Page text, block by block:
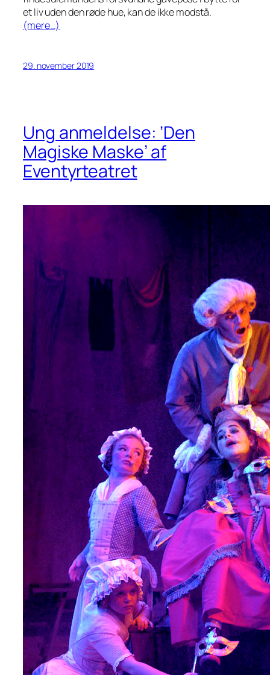
et liv uden den røde hue, kan de ikke modstå.
(mere…)
29. november 2019
Ung anmeldelse: ‘Den
Magiske Maske’ af
Eventyrteatret